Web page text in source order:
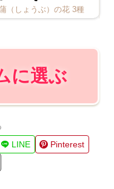
（しょうぶ）の花 3種
に選ぶ
LINE
Pinterest